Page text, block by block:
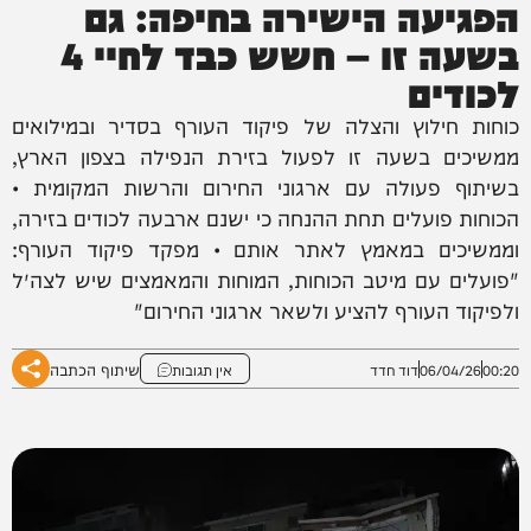
הפגיעה הישירה בחיפה: גם
בשעה זו – חשש כבד לחיי 4
לכודים
כוחות חילוץ והצלה של פיקוד העורף בסדיר ובמילואים
ממשיכים בשעה זו לפעול בזירת הנפילה בצפון הארץ,
בשיתוף פעולה עם ארגוני החירום והרשות המקומית •
הכוחות פועלים תחת ההנחה כי ישנם ארבעה לכודים בזירה,
וממשיכים במאמץ לאתר אותם • מפקד פיקוד העורף:
"פועלים עם מיטב הכוחות, המוחות והמאמצים שיש לצה״ל
ולפיקוד העורף להציע ולשאר ארגוני החירום"
00:20
06/04/26דוד חדד אין תגובות שיתוף הכתבה